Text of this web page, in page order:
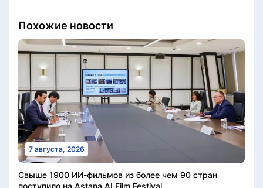
Похожие новости
7 августа, 2026
Свыше 1900 ИИ-фильмов из более чем 90 стран